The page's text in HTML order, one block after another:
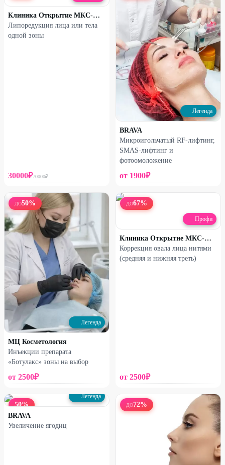
Клиника Открытие МКС-МЕД
Липоредукция лица или тела
одной зоны
30000₽70000₽
Легенда
BRAVA
Микроигольчатый RF-лифтинг,
SMAS-лифтинг и
фотоомоложение
от 1900₽
ДО50%
Легенда
МЦ Косметология
Инъекции препарата
«Ботулакс» зоны на выбор
от 2500₽
ДО67%
Профи
Клиника Открытие МКС-МЕД
Коррекция овала лица нитями
(средняя и нижняя треть)
от 2500₽
50%
Легенда
BRAVA
Увеличение ягодиц
ДО72%